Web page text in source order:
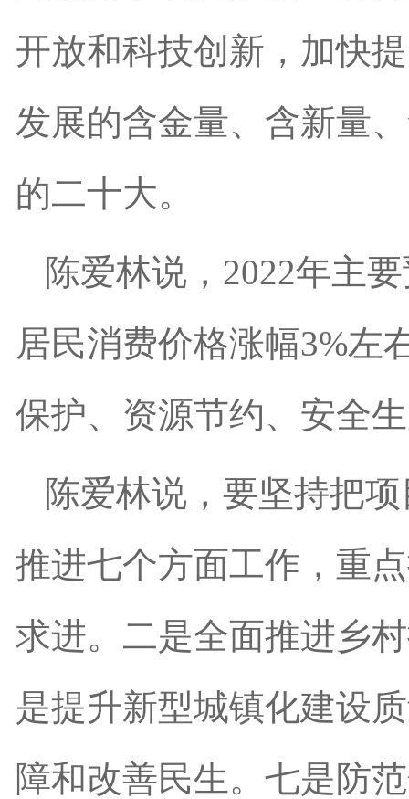
开放和科技创新，加快
发展的含金量、含新量
的二十大。
陈爱林说，2022年主
居民消费价格涨幅3%左
保护、资源节约、安全
陈爱林说，要坚持把
推进七个方面工作，重
求进。二是全面推进乡
是提升新型城镇化建设
障和改善民生。七是防